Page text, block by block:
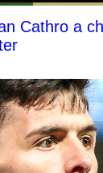
Cathro a